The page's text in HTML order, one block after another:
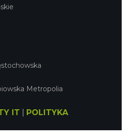
Metropolia
IT
POLITYKA